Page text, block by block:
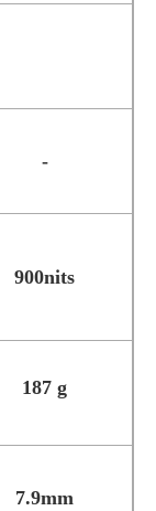
-
900nits
187 g
7.9mm